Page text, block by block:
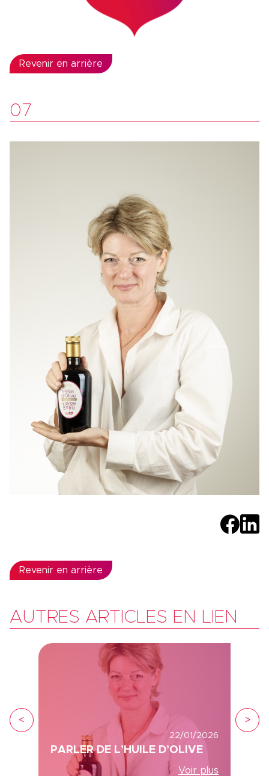
Revenir en arrière
07
Revenir en arrière
AUTRES ARTICLES EN LIEN
22/01/2026
PARLER DE L’HUILE D’OLIVE
Voir plus
< >